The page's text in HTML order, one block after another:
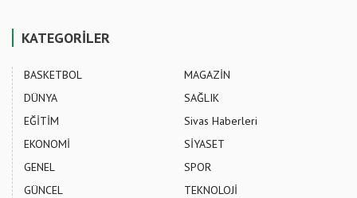
KATEGORİLER
BASKETBOL
DÜNYA
EĞİTİM
EKONOMİ
GENEL
GÜNCEL
MAGAZİN
SAĞLIK
Sivas Haberleri
SİYASET
SPOR
TEKNOLOJİ